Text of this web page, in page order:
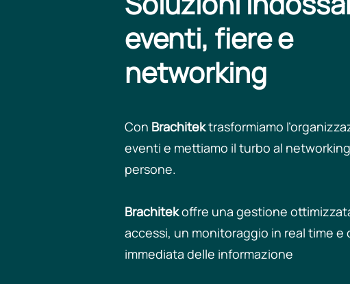
eventi, fiere e
networking​​
Con Brachitektrasformiamo
eventi e mettiamo il turbo al
persone. ​
Brachitekoffre una gestione
accessi, un monitoraggio in real time e
immediata delle informazione